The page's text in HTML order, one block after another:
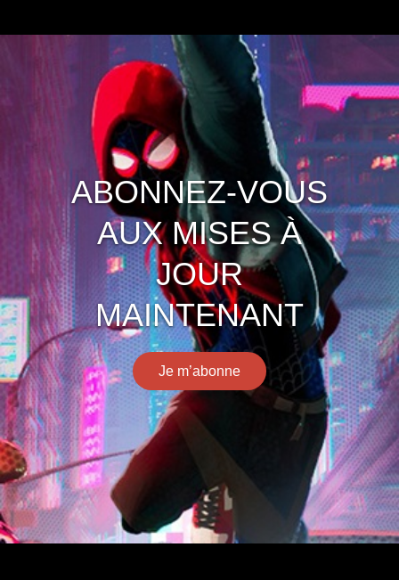
ABONNEZ-VOUS
AUX MISES À
JOUR
MAINTENANT
Je m’abonne